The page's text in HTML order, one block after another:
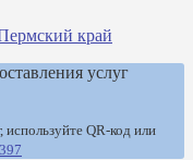
край
услуг
используйте QR-код или